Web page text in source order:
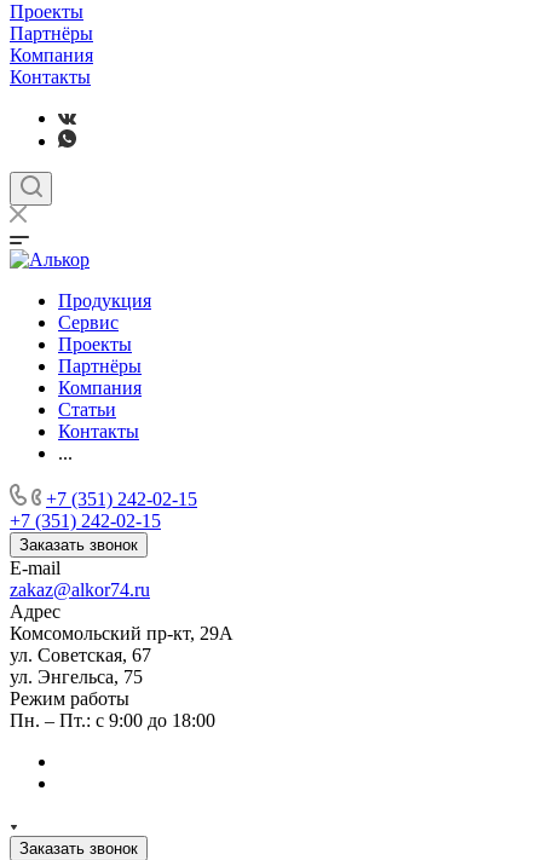
Проекты
Партнёры
Компания
Контакты
Продукция
Сервис
Проекты
Партнёры
Компания
Статьи
Контакты
...
+7 (351) 242-02-15
+7 (351) 242-02-15
Заказать звонок
E-mail
zakaz@alkor74.ru
Адрес
Комсомольский пр-кт, 29А
ул. Советская, 67
ул. Энгельса, 75
Режим работы
Пн. – Пт.: с 9:00 до 18:00
Заказать звонок